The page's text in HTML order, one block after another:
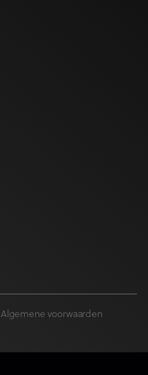
Algemene voorwaarden